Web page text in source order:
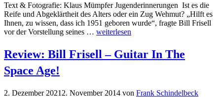
Text & Fotografie: Klaus Mümpfer Jugenderinnerungen Ist es die
Reife und Abgeklärtheit des Alters oder ein Zug Wehmut? „Hilft es
Ihnen, zu wissen, dass ich 1951 geboren wurde“, fragte Bill Frisell
vor der Vorstellung seines … weiterlesen
Review: Bill Frisell – Guitar In The
Space Age!
2. Dezember 2021 2. November 2014 von Frank Schindelbeck